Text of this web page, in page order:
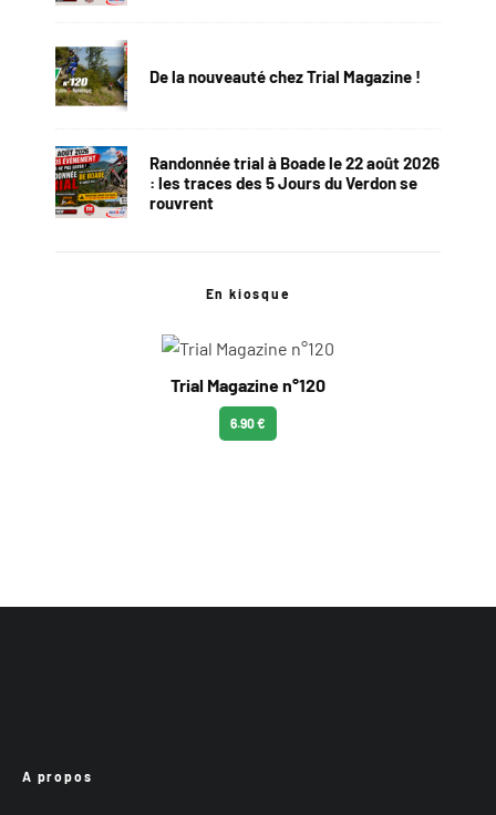
De la nouveauté chez Trial Magazine !
Randonnée trial à Boade le 22 août 2026
: les traces des 5 Jours du Verdon se
rouvrent
En kiosque
Trial Magazine n°120
6.90 €
A propos